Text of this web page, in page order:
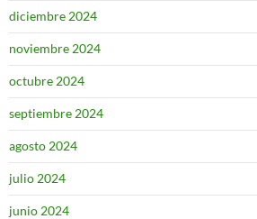
diciembre 2024
noviembre 2024
octubre 2024
septiembre 2024
agosto 2024
julio 2024
junio 2024